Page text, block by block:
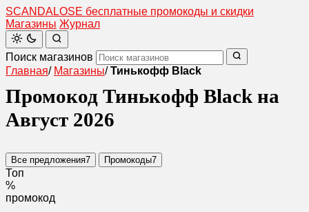
SCANDALOSE бесплатные промокоды и скидки
Магазины Журнал
Поиск магазинов
Главная/ Магазины/ Тинькофф Black
Промокод Тинькофф Black на
Август 2026
Все предложения7 Промокоды7
Топ
%
промокод